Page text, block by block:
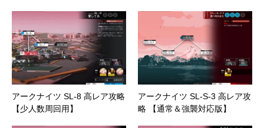
アークナイツ SL-8 高レア攻略
【少人数周回用】
アークナイツ SL-S-3 高レア攻
略 【通常＆強襲対応版】